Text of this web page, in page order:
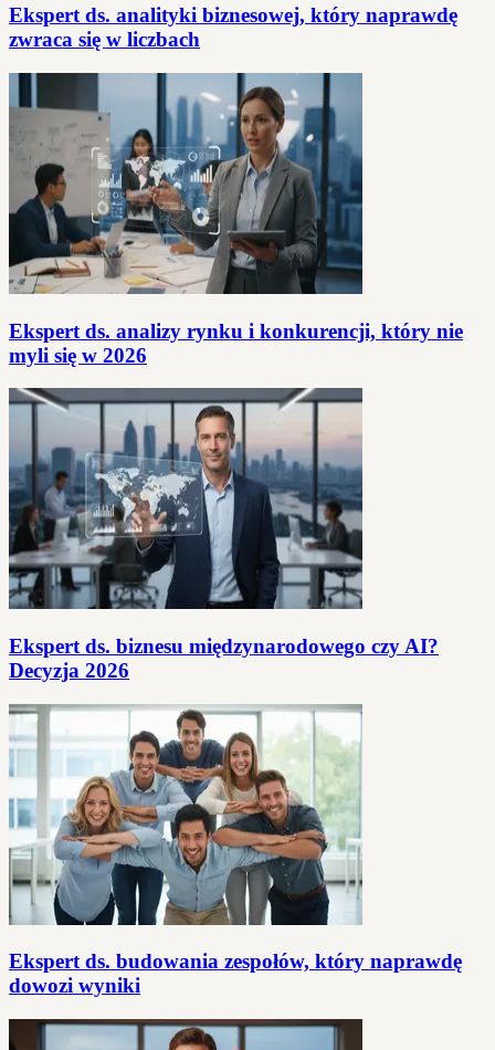
Ekspert ds. analityki biznesowej, który naprawdę
zwraca się w liczbach
Ekspert ds. analizy rynku i konkurencji, który nie
myli się w 2026
Ekspert ds. biznesu międzynarodowego czy AI?
Decyzja 2026
Ekspert ds. budowania zespołów, który naprawdę
dowozi wyniki